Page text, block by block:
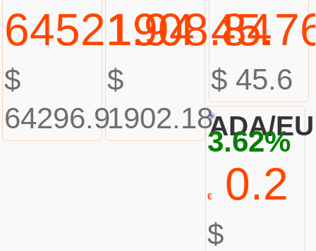
64521.94
$
64296.9
1908.84
$
1902.18
$ 45.6
ADA/
3.62%
€ 0.2
$